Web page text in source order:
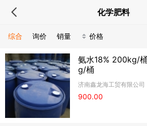
化学肥料
综合 询价 销量 价格
氨水18% 200kg/
g/桶
济南鑫龙海工贸有限公司
900.00